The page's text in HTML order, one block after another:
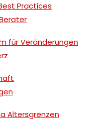
Practices
für Veränderungen
Altersgrenzen